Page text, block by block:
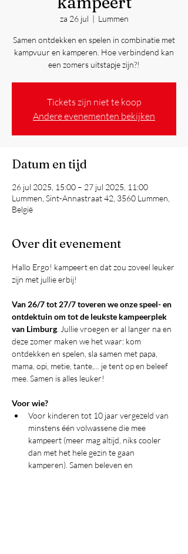
za 26 jul
  |
Lummen
Samen ontdekken en spelen in combinatie met
kampvuur en kamperen. Hoe verbindend kan
een zomers uitstapje zijn?!
Tickets zijn niet te koop
Andere evenementen bekijken
Datum en tijd
26 jul 2025, 15:00 – 27 jul 2025, 11:00
Lummen, Sint-Annastraat 42, 3560 Lummen,
België
Over dit evenement
Hallo Ergo! kampeert en dat zou zoveel leuker
zijn met jullie erbij!
Van 26/7 tot 27/7 toveren we onze speel- en
ontdektuin om tot de leukste kampeerplek
van Limburg . Jullie vroegen er al langer na en
deze zomer maken we het waar: kom
ontdekken en spelen, sla samen met papa,
mama, opi, metie, tante,... je tent op en beleef
mee. Samen is alles leuker!
Voor wie?
Voor kinderen tot 10 jaar vergezeld van
minstens één volwassene die mee
kampeert (meer mag altijd, niks cooler
dan met het hele gezin te gaan
kamperen). Samen beleven en